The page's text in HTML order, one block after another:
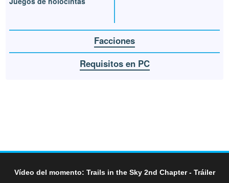
Facciones
Requisitos en PC
Vídeo del momento: Trails in the Sky 2nd Chapter - Tráiler